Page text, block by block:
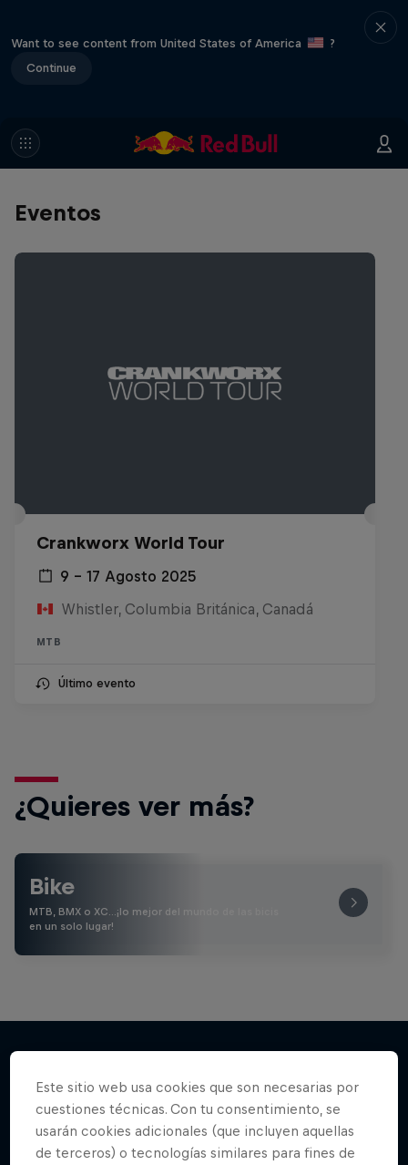
Want to see content from United States of America
?
Continue
Eventos
Crankworx World Tour
9 – 17 Agosto 2025
Whistler, Columbia Británica, Canadá
MTB
Último evento
¿Quieres ver más?
Bike
MTB, BMX o XC…¡lo mejor del mundo de las bicis
en un solo lugar!
Más contenidos similares
Este sitio web usa cookies que son necesarias por
cuestiones técnicas. Con tu consentimiento, se
usarán cookies adicionales (que incluyen aquellas
de terceros) o tecnologías similares para fines de